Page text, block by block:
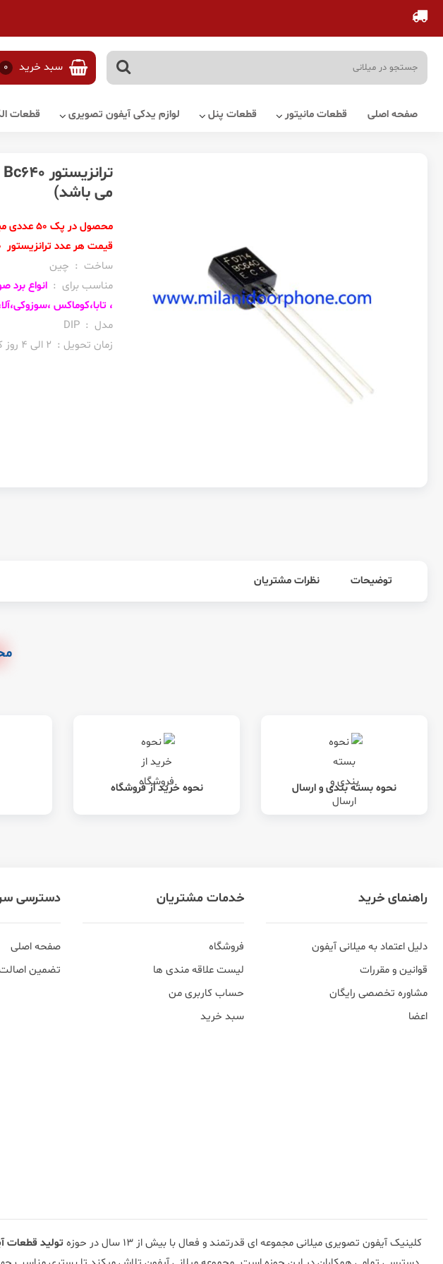
سبد خرید 0
صفحه اصلی قطعات مانیتور قطعات پنل لوازم یدکی آیفون تصویری قطعات
می باشد)
محصول در پک 50 عددی میباشد .
قیمت هر عدد ترانزیستور 2700 تومان می باشد .
ساخت : چین
مناسب برای : انواع
، تابا،کوماکس
مدل : DIP
زمان تحویل : 2 الی 4 روز کاری
توضیحات نظرات مشتریان
نحوه بسته بندی و ارسال نحوه خرید از فروشگاه
راهنمای خرید
دلیل اعتماد به میلانی آیفون
قوانین و مقررات
مشاوره تخصصی رایگان
اعضا
خدمات مشتریان
فروشگاه
لیست علاقه مندی ها
حساب کاربری من
سبد خرید
دسترسی
صفحه اصلی
تضمین اصالت
کلینیک آیفون تصویری میلانی مجموعه ای قدرتمند و فعال با بیش از 13 سال در حوزه تولید قطعات